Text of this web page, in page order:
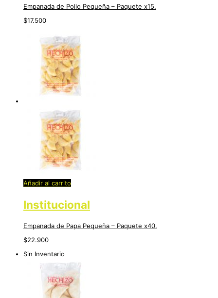
Empanada de Pollo Pequeña – Paquete x15.
$17.500
Añadir al carrito
Institucional
Empanada de Papa Pequeña – Paquete x40.
$22.900
Sin Inventario